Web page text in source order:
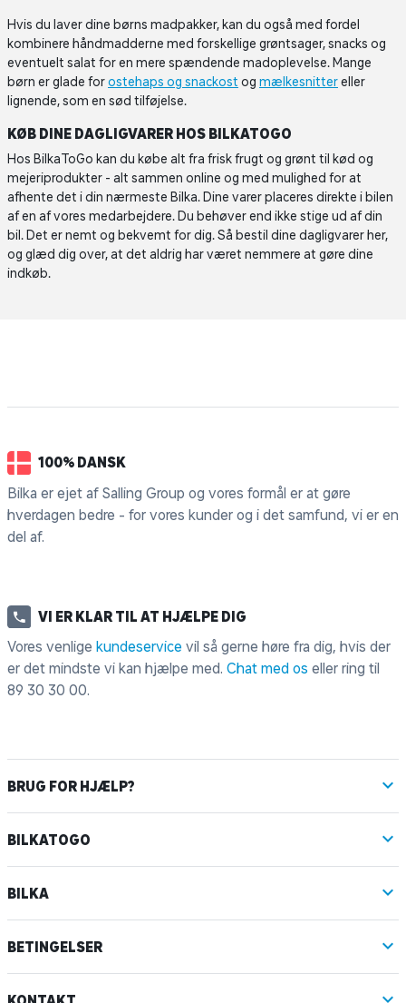
Hvis du laver dine børns madpakker, kan du også med fordel
kombinere håndmadderne med forskellige grøntsager, snacks og
eventuelt salat for en mere spændende madoplevelse. Mange
børn er glade forostehaps og snackost og mælkesnittereller
lignende, som en sød tilføjelse.
KØB DINE DAGLIGVARER HOS BILKATOGO
Hos BilkaToGo kan du købe alt fra frisk frugt og grønt til kød og
mejeriprodukter - alt sammen online og med mulighed for at
afhente det i din nærmeste Bilka. Dine varer placeres direkte i bilen
af en af vores medarbejdere. Du behøver end ikke stige ud af din
bil. Det er nemt og bekvemt for dig. Så bestil dine dagligvarer her,
og glæd dig over, at det aldrig har været nemmere at gøre dine
indkøb.
100% DANSK
Bilka er ejet af Salling Group og vores formål er at gøre
hverdagen bedre - for vores kunder og i det samfund, vi er en
del af.
VI ER KLAR TIL AT HJÆLPE DIG
Vores venlige kundeservice vil så gerne høre fra dig, hvis der
er det mindste vi kan hjælpe med. Chat med os eller ring til
89 30 30 00.
BRUG FOR HJÆLP?
BILKATOGO
BILKA
BETINGELSER